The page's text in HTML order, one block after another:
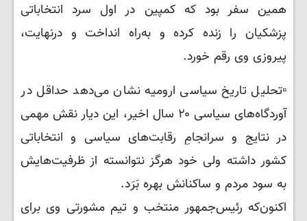
همین سفر بود که کمپین در اول سرد انتخاباتی
پزشکیان را زنده کرده و به‌راه انداخت و درنهایت،
پیروزی وی رقم خورد.
▫️تحلیل تاریخ سیاسی ارومیه نشان می‌دهد حداقل در
آوردگاه‌های سیاسی ۲۰ سال اخیر، این دیار نقش مهمی
در نتایج و سرانجامِ رقابت‌های سیاسی و انتخاباتی
کشور داشته ولی خود هرگز نتوانسته از ظرفیت‌هایش
به سود مردم و ساکنانش بهره بَرَد.
اکنون‌که رئیس‌جمهور منتخب و تیم مشورتی وی برای